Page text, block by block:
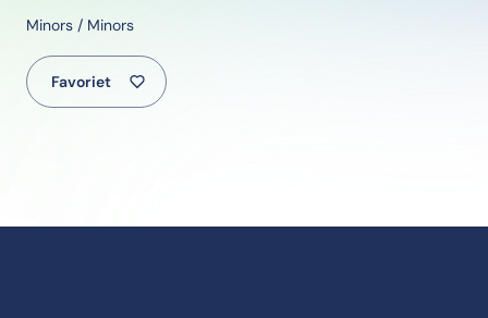
Minors / Minors
Favoriet